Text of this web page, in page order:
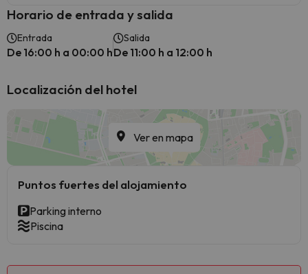
Horario de entrada y salida
Entrada
De 16:00 h a 00:00 h
Salida
De 11:00 h a 12:00 h
Localización del hotel
Ver en mapa
Puntos fuertes del alojamiento
Parking interno
Piscina